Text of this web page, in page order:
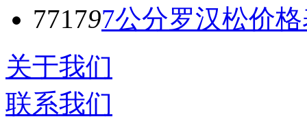
771797公分罗汉松价
关于我们
联系我们